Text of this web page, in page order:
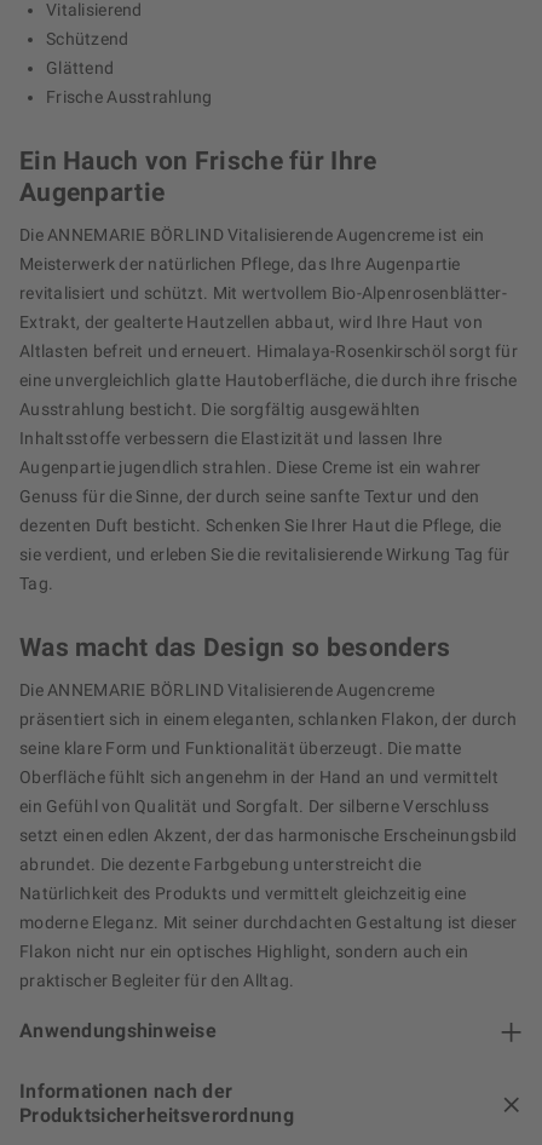
Vitalisierend
Schützend
Glättend
Frische Ausstrahlung
Ein Hauch von Frische für Ihre
Augenpartie
Die ANNEMARIE BÖRLIND Vitalisierende Augencreme ist ein
Meisterwerk der natürlichen Pflege, das Ihre Augenpartie
revitalisiert und schützt. Mit wertvollem Bio-Alpenrosenblätter-
Extrakt, der gealterte Hautzellen abbaut, wird Ihre Haut von
Altlasten befreit und erneuert. Himalaya-Rosenkirschöl sorgt für
eine unvergleichlich glatte Hautoberfläche, die durch ihre frische
Ausstrahlung besticht. Die sorgfältig ausgewählten
Inhaltsstoffe verbessern die Elastizität und lassen Ihre
Augenpartie jugendlich strahlen. Diese Creme ist ein wahrer
Genuss für die Sinne, der durch seine sanfte Textur und den
dezenten Duft besticht. Schenken Sie Ihrer Haut die Pflege, die
sie verdient, und erleben Sie die revitalisierende Wirkung Tag für
Tag.
Was macht das Design so besonders
Die ANNEMARIE BÖRLIND Vitalisierende Augencreme
präsentiert sich in einem eleganten, schlanken Flakon, der durch
seine klare Form und Funktionalität überzeugt. Die matte
Oberfläche fühlt sich angenehm in der Hand an und vermittelt
ein Gefühl von Qualität und Sorgfalt. Der silberne Verschluss
setzt einen edlen Akzent, der das harmonische Erscheinungsbild
abrundet. Die dezente Farbgebung unterstreicht die
Natürlichkeit des Produkts und vermittelt gleichzeitig eine
moderne Eleganz. Mit seiner durchdachten Gestaltung ist dieser
Flakon nicht nur ein optisches Highlight, sondern auch ein
praktischer Begleiter für den Alltag.
Anwendungshinweise
Informationen nach der
Produktsicherheitsverordnung